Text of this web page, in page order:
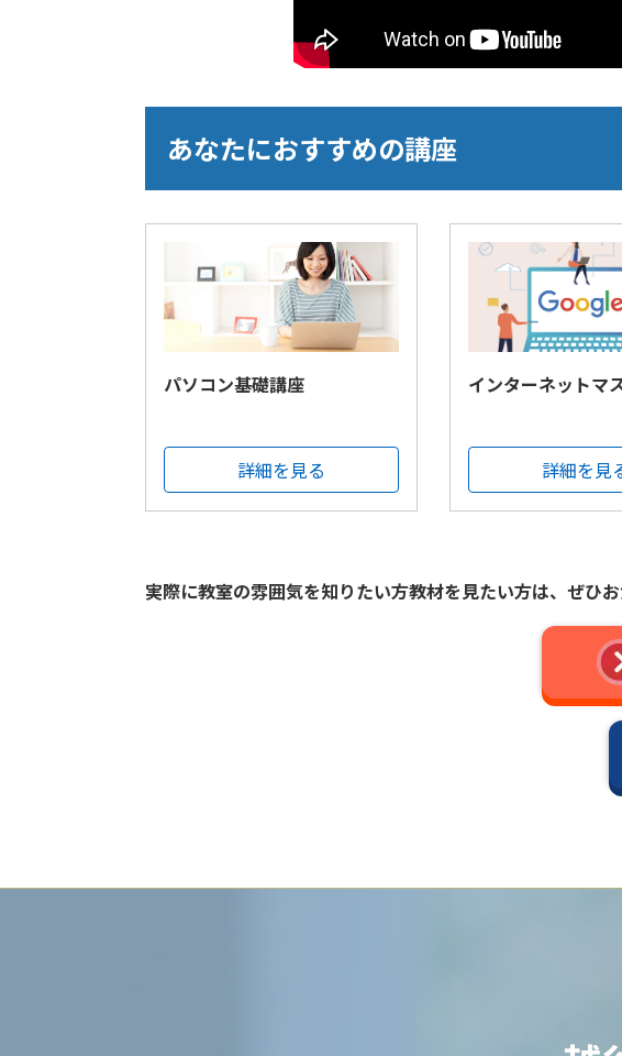
あなたにおすすめの講座
パソコン基礎講座
詳細を見る
インターネットマ
詳細を見
実際に教室の雰囲気を知りたい方教材を見たい方は、 ぜひ